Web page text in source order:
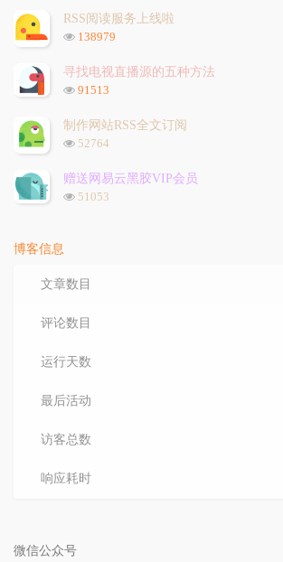
次
数:
RSS阅读服务上线啦
浏
次
数:
138979
寻找电视直播源的五种方法
浏
次
数:
91513
制作网站RSS全文订阅
浏
次
数:
52764
赠送网易云黑胶VIP会员
浏
51053
博客信息
文章数目
评论数目
运行天数
最后活动
访客总数
响应耗时
微信公众号